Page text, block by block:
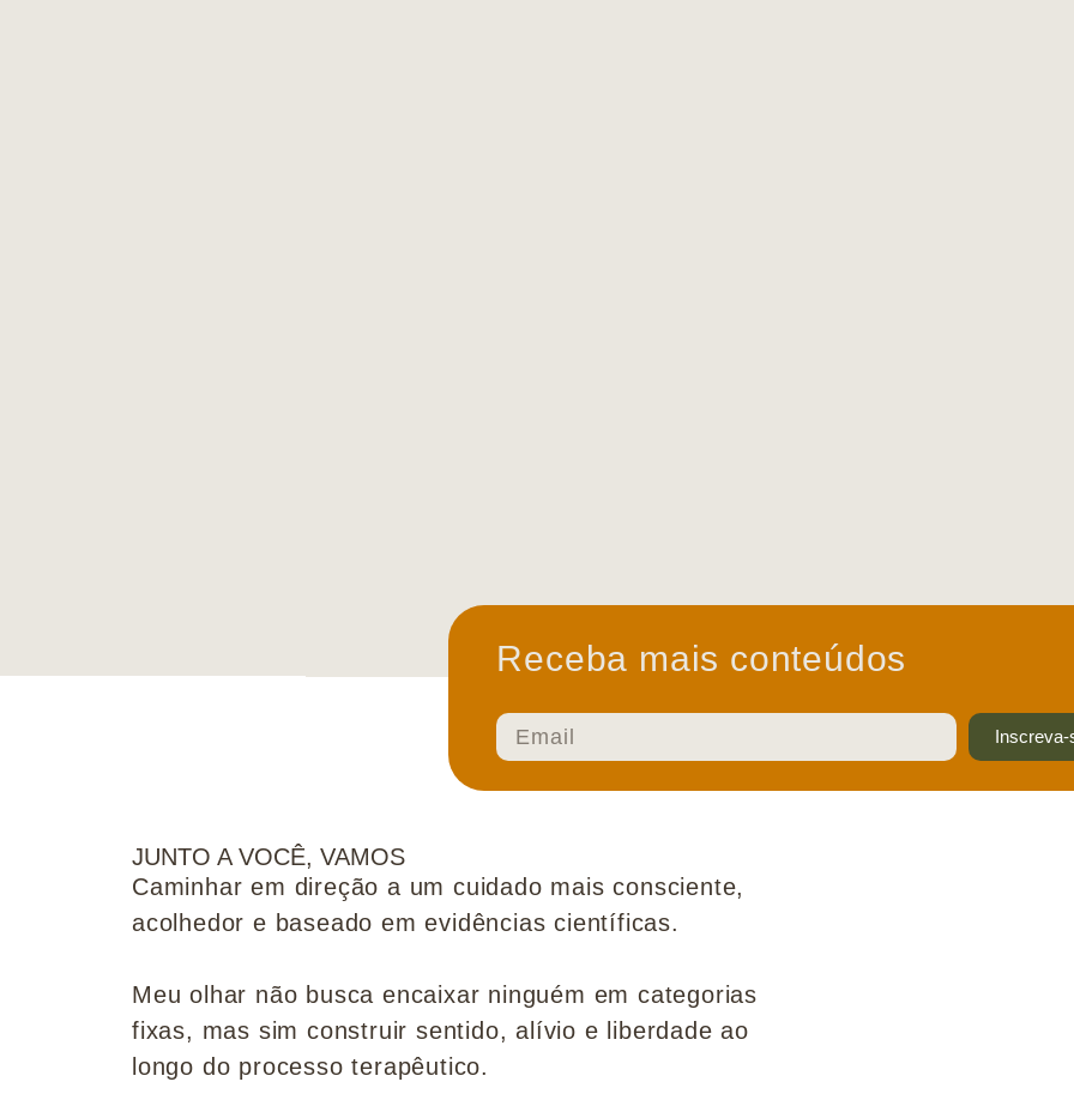
Receba mais conteúdos
Inscreva-
JUNTO A VOCÊ, VAMOS
Caminhar em direção a um cuidado mais consciente,
acolhedor e baseado em evidências científicas.
Meu olhar não busca encaixar ninguém em categorias
fixas, mas sim construir sentido, alívio e liberdade ao
longo do processo terapêutico.